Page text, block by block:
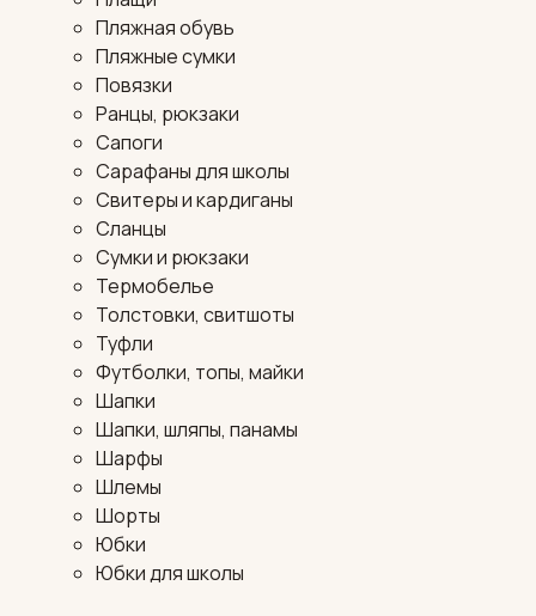
Пляжная обувь
Пляжные сумки
Повязки
Ранцы, рюкзаки
Сапоги
Сарафаны для школы
Свитеры и кардиганы
Сланцы
Сумки и рюкзаки
Термобелье
Толстовки, свитшоты
Туфли
Футболки, топы, майки
Шапки
Шапки, шляпы, панамы
Шарфы
Шлемы
Шорты
Юбки
Юбки для школы